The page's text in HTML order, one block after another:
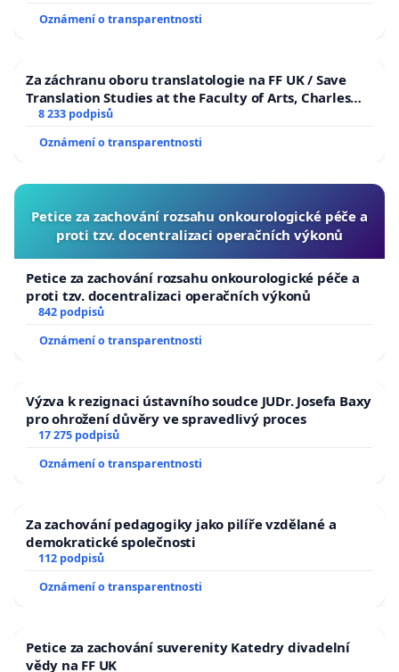
Oznámení o transparentnosti
Za záchranu oboru translatologie na FF UK / Save
Translation Studies at the Faculty of Arts, Charles
University
8 233 podpisů
Oznámení o transparentnosti
Petice za zachování rozsahu onkourologické péče a
proti tzv. docentralizaci operačních výkonů
Petice za zachování rozsahu onkourologické péče a
proti tzv. docentralizaci operačních výkonů
842 podpisů
Oznámení o transparentnosti
Výzva k rezignaci ústavního soudce JUDr. Josefa Baxy
pro ohrožení důvěry ve spravedlivý proces
17 275 podpisů
Oznámení o transparentnosti
Za zachování pedagogiky jako pilíře vzdělané a
demokratické společnosti
112 podpisů
Oznámení o transparentnosti
Petice za zachování suverenity Katedry divadelní
vědy na FF UK